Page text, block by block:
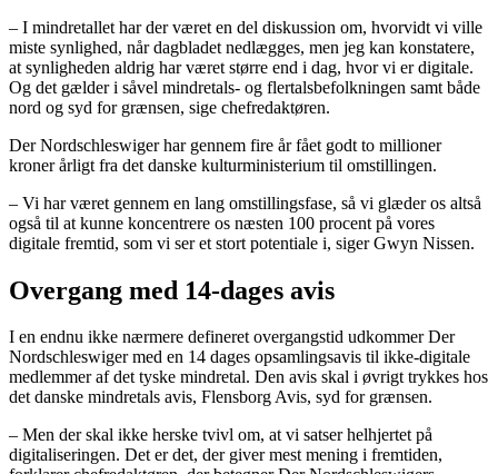
– I mindretallet har der været en del diskussion om, hvorvidt vi ville
miste synlighed, når dagbladet nedlægges, men jeg kan konstatere,
at synligheden aldrig har været større end i dag, hvor vi er digitale.
Og det gælder i såvel mindretals- og flertalsbefolkningen samt både
nord og syd for grænsen, sige chefredaktøren.
Der Nordschleswiger har gennem fire år fået godt to millioner
kroner årligt fra det danske kulturministerium til omstillingen.
– Vi har været gennem en lang omstillingsfase, så vi glæder os altså
også til at kunne koncentrere os næsten 100 procent på vores
digitale fremtid, som vi ser et stort potentiale i, siger Gwyn Nissen.
Overgang med 14-dages avis
I en endnu ikke nærmere defineret overgangstid udkommer Der
Nordschleswiger med en 14 dages opsamlingsavis til ikke-digitale
medlemmer af det tyske mindretal. Den avis skal i øvrigt trykkes hos
det danske mindretals avis, Flensborg Avis, syd for grænsen.
– Men der skal ikke herske tvivl om, at vi satser helhjertet på
digitaliseringen. Det er det, der giver mest mening i fremtiden,